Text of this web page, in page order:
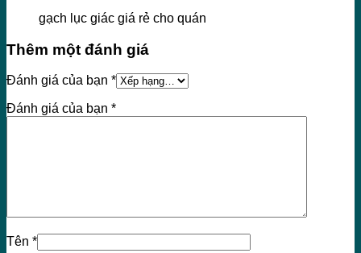
gạch lục giác giá rẻ cho quán
Thêm một đánh giá
Đánh giá của bạn *
Đánh giá của bạn *
Tên *